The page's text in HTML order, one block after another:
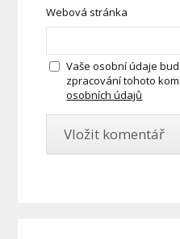
Webová stránka
Vaše osobní údaje
zpracování tohoto
osobních údajů